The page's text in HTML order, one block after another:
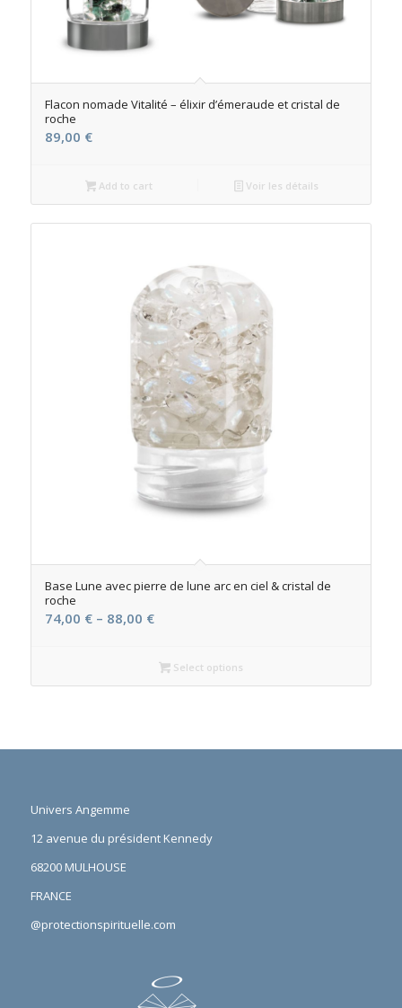
Flacon nomade Vitalité – élixir d’émeraude et cristal de
roche
89,00 €
Add to cart Voir les détails
Base Lune avec pierre de lune arc en ciel & cristal de
roche
74,00 €– 88,00 €
Select options
Univers Angemme
12 avenue du président Kennedy
68200 MULHOUSE
FRANCE
@protectionspirituelle.com